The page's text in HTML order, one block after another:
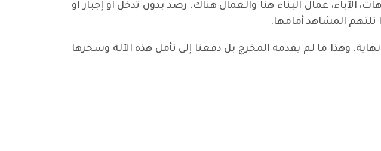
الآباء، عمال البناء هنا والعمال هناك. رصد بدون تدخل او إجبار او
المشاهد أمامها.
وهذا ما لم يقدمه المخرج بل دفعنا إلى تأمل هذه الآلة وسحرها